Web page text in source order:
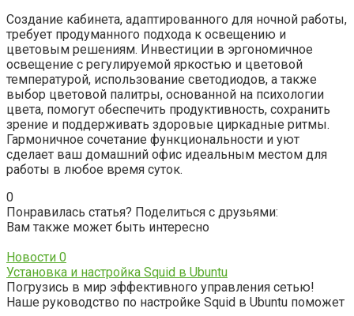
Создание кабинета, адаптированного для ночной работы,
требует продуманного подхода к освещению и
цветовым решениям. Инвестиции в эргономичное
освещение с регулируемой яркостью и цветовой
температурой, использование светодиодов, а также
выбор цветовой палитры, основанной на психологии
цвета, помогут обеспечить продуктивность, сохранить
зрение и поддерживать здоровые циркадные ритмы.
Гармоничное сочетание функциональности и уют
сделает ваш домашний офис идеальным местом для
работы в любое время суток.
0
Понравилась статья? Поделиться с друзьями:
Вам также может быть интересно
Новости 0
Установка и настройка Squid в Ubuntu
Погрузись в мир эффективного управления сетью!
Наше руководство по настройке Squid в Ubuntu поможет